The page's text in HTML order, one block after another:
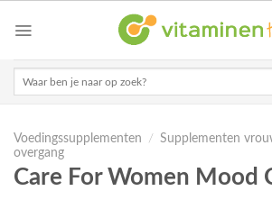
Voedingssupplementen / Supplementen
overgang
Care For Women Mood